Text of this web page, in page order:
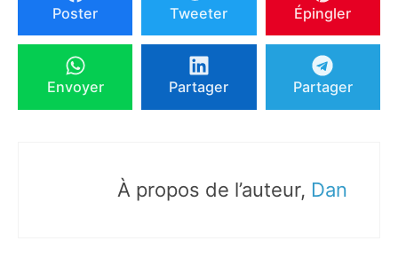
Poster Tweeter Épingler
Envoyer Partager Partager
À propos de l’auteur, Dan